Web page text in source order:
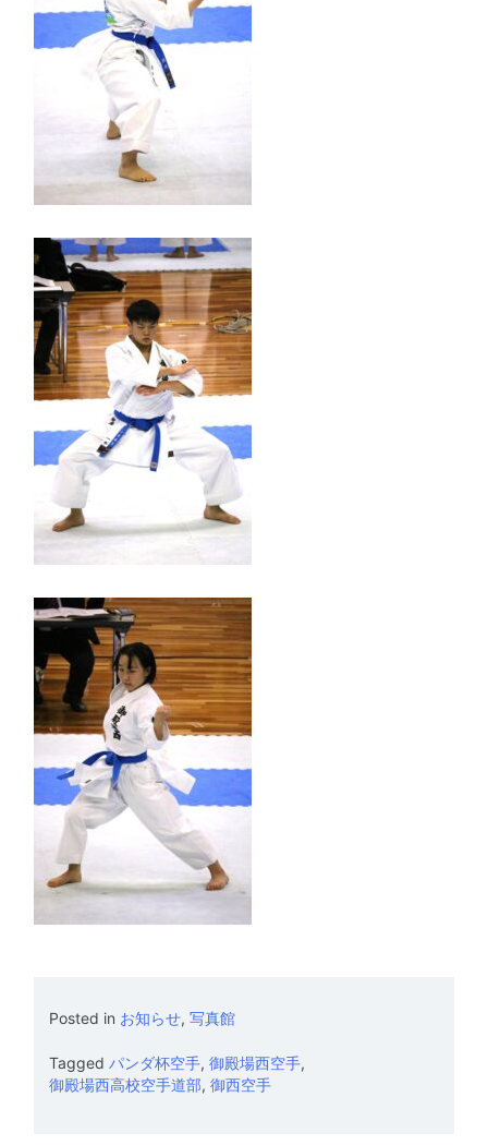
Posted in お知らせ, 写真館
Tagged パンダ杯空手, 御殿場西空手,
御殿場西高校空手道部, 御西空手